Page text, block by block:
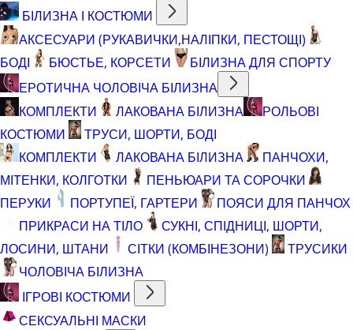
БІЛИЗНА І КОСТЮМИ
АКСЕСУАРИ (РУКАВИЧКИ,НАЛІПКИ, ПЕСТОЩІ)
БОДІ
БЮСТЬЕ, КОРСЕТИ
БІЛИЗНА ДЛЯ СПОРТУ
ЕРОТИЧНА ЧОЛОВІЧА БІЛИЗНА
КОМПЛЕКТИ
ЛАКОВАНА БІЛИЗНА
РОЛЬОВІ
КОСТЮМИ
ТРУСИ, ШОРТИ, БОДІ
КОМПЛЕКТИ
ЛАКОВАНА БІЛИЗНА
ПАНЧОХИ,
МІТЕНКИ, КОЛГОТКИ
ПЕНЬЮАРИ ТА СОРОЧКИ
ПЕРУКИ
ПОРТУПЕЇ, ГАРТЕРИ
ПОЯСИ ДЛЯ ПАНЧОХ
ПРИКРАСИ НА ТІЛО
СУКНІ, СПІДНИЦІ, ШОРТИ,
ЛОСИНИ, ШТАНИ
СІТКИ (КОМБІНЕЗОНИ)
ТРУСИКИ
ЧОЛОВІЧА БІЛИЗНА
ІГРОВІ КОСТЮМИ
СЕКСУАЛЬНІ МАСКИ